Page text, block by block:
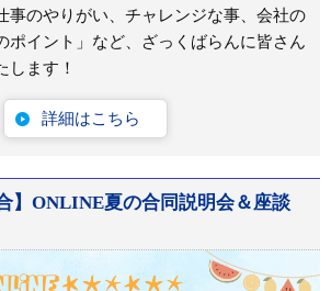
事のやりがい、チャレンジな事、会社の
ポイント」など、ざっくばらんに皆さん
します！
詳細はこちら
】ONLINE夏の合同説明会＆座談